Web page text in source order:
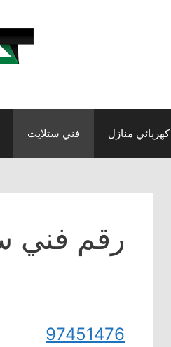
كهربائي منازل فني ستلايت
رقم فني
97451476